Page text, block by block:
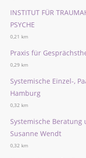
INSTITUT FÜR
PSYCHE
0,21 km
Praxis für
0,29 km
Systemische Einzel-,
Hamburg
0,32 km
Systemische
Susanne Wendt
0,32 km